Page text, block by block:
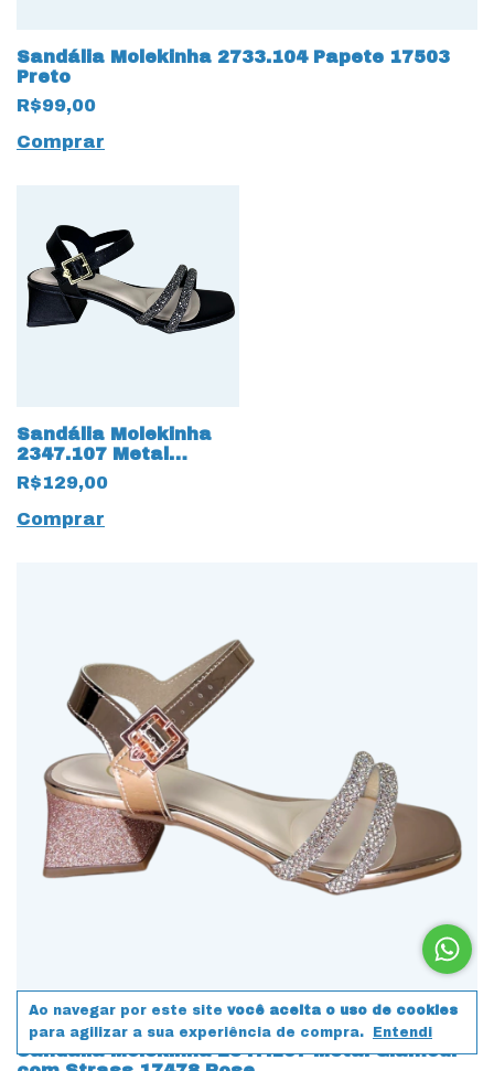
Ao navegar por este site você aceita o uso de cookies
para agilizar a sua experiência de compra.
Entendi
Sandália Molekinha 2733.104 Papete 17503
Preto
R$99,00
Comprar
Sandália Molekinha
2347.107 Metal
Glamour com Strass
Preto
R$129,00
Comprar
Sandália Molekinha 2347.107 Metal Glamour